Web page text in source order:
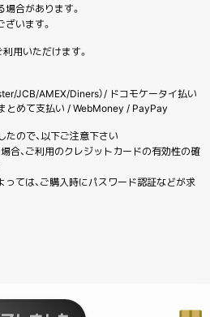
場合があります。
ざいます。
用いただけます。
JCB/AMEX/Diners）/ ドコモケータイ払い
とめて支払い / WebMoney / PayPay
ので、以下ご注意下さい
合、ご利用のクレジットカードの有効性の確
っては、ご購入時にパスワード認証などが求